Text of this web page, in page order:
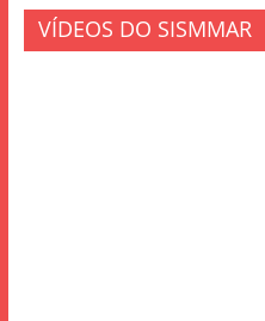
VÍDEOS DO SISMMAR